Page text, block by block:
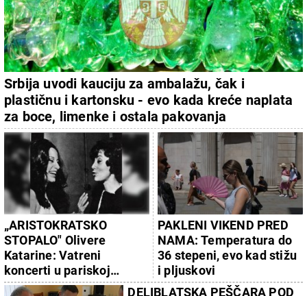
Srbija uvodi kauciju za ambalažu, čak i
plastičnu i kartonsku - evo kada kreće naplata
za boce, limenke i ostala pakovanja
„ARISTOKRATSKO
STOPALO" Olivere
Katarine: Vatreni
koncerti u pariskoj
"Olimpiji"
PAKLENI VIKEND PRED
NAMA: Temperatura do
36 stepeni, evo kad stižu
i pljuskovi
DELIBLATSKA PEŠČARA POD